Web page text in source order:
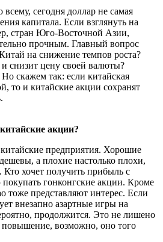
сегодня доллар не самая
капитала. Если взглянуть на
стран Юго-Восточной Азии,
прочным. Главный вопрос
на снижение темпов роста?
снизит цену своей валюты?
скажем так: если китайская
то и китайские акции сохранят
акции?
предприятия. Хорошие
а плохие настолько плохи,
хочет получить прибыль с
гонконгские акции. Кроме
тоже представляют интерес. Если
внезапно азартные игры на
продолжится. Это не лишено
повышение, возможно, оно того